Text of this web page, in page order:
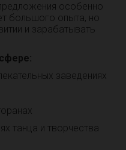
особенно
большого опыта, но
и зарабатывать
заведениях
танца и творчества